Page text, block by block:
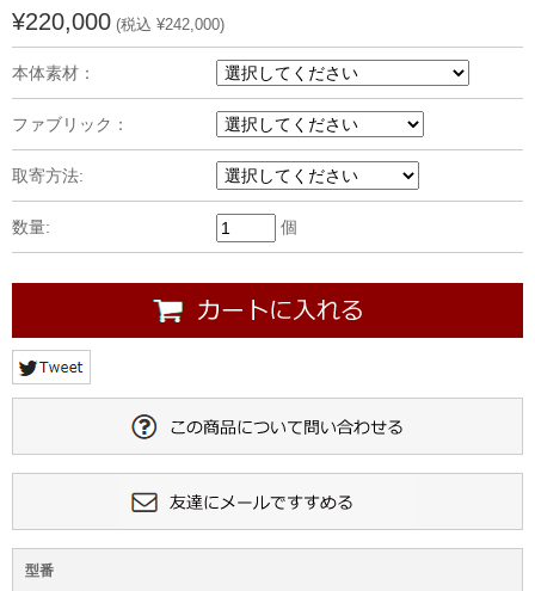
¥220,000 (税込 ¥242,000)
本体素材：
ファブリック：
取寄方法:
数量: 個
型番